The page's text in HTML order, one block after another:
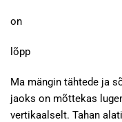
on
lõpp
Ma mängin tähtede ja
jaoks on mõttekas
vertikaalselt. Tahan